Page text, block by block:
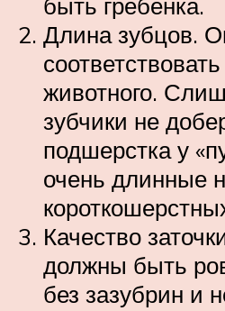
Длина зубцов.
животного.
зубчики не
подшерстка у
очень длинные
Качество
должны быть
без зазубрин и